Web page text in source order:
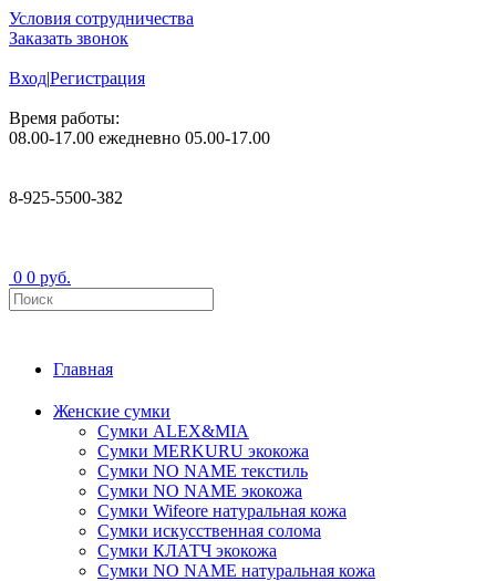
Условия сотрудничества
Заказать звонок
Вход|Регистрация
Время работы:
08.00-17.00 ежедневно 05.00-17.00
8-925-5500-382
0 0 руб.
Главная
Женские сумки
Сумки ALEX&MIA
Сумки MERKURU экокожа
Сумки NO NAME текстиль
Сумки NO NAME экокожа
Сумки Wifeore натуральная кожа
Сумки искусственная солома
Сумки КЛАТЧ экокожа
Сумки NO NAME натуральная кожа